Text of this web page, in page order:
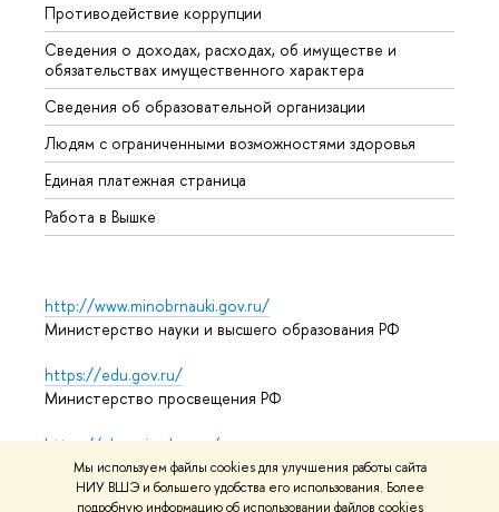
Мы используем файлы cookies для улучшения работы сайта
НИУ ВШЭ и большего удобства его использования. Более
подробную информацию об использовании файлов cookies
Противодействие коррупции
Сведения о доходах, расходах, об имуществе и
обязательствах имущественного характера
Сведения об образовательной организации
Людям с ограниченными возможностями здоровья
Единая платежная страница
Работа в Вышке
http://www.minobrnauki.gov.ru/
Министерство науки и высшего образования РФ
https://edu.gov.ru/
Министерство просвещения РФ
https://elearning.hse.ru/mooc
Массовые открытые онлайн-курсы